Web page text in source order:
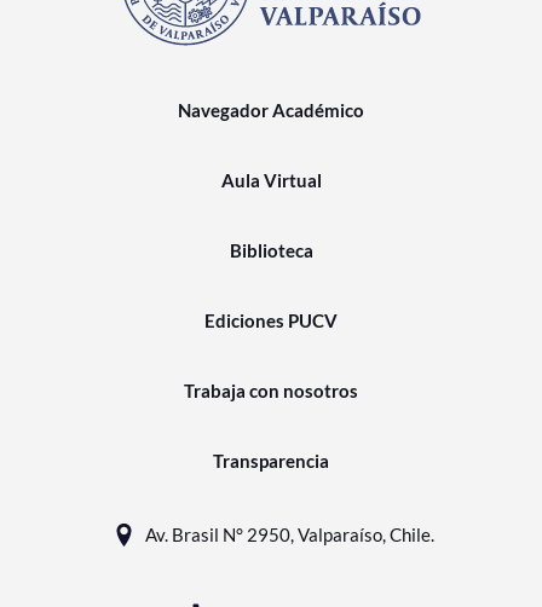
Navegador Académico
Aula Virtual
Biblioteca
Ediciones PUCV
Trabaja con nosotros
Transparencia
Av. Brasil N° 2950, Valparaíso, Chile.